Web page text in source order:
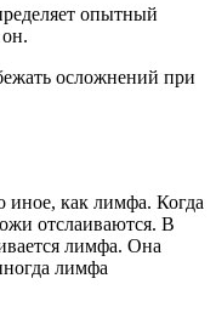
опытный
осложнений при
иное, как лимфа. Когда
отслаиваются. В
лимфа. Она
лимфа